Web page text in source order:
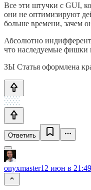
Все эти штучки с GUI,
они не оптимизируют
больше времени, зачем
Абсолютно
что наследуемые фишки
ЗЫ Статья оформлена
Ответить
onyxmaster12 июн в 21:49